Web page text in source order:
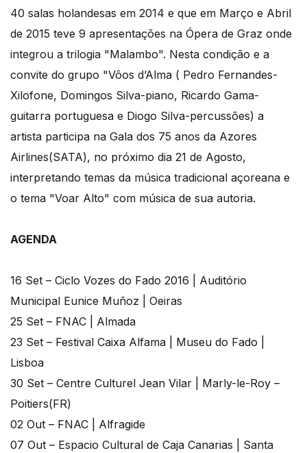
40 salas holandesas em 2014 e que em Março e Abril
de 2015 teve 9 apresentações na Ópera de Graz onde
integrou a trilogia "Malambo". Nesta condição e a
convite do grupo "Vôos d’Alma ( Pedro Fernandes-
Xilofone, Domingos Silva-piano, Ricardo Gama-
guitarra portuguesa e Diogo Silva-percussões) a
artista participa na Gala dos 75 anos da Azores
Airlines(SATA), no próximo dia 21 de Agosto,
interpretando temas da música tradicional açoreana e
o tema "Voar Alto" com música de sua autoria.
AGENDA
16 Set – Ciclo Vozes do Fado 2016 | Auditório
Municipal Eunice Muñoz | Oeiras
25 Set – FNAC | Almada
23 Set – Festival Caixa Alfama | Museu do Fado |
Lisboa
30 Set – Centre Culturel Jean Vilar | Marly-le-Roy –
Poitiers(FR)
02 Out – FNAC | Alfragide
07 Out – Espacio Cultural de Caja Canarias | Santa